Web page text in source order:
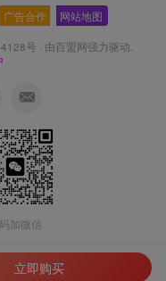
广告合作 网站地图
号 · 由百盟网强力驱动.
加微信
立即购买